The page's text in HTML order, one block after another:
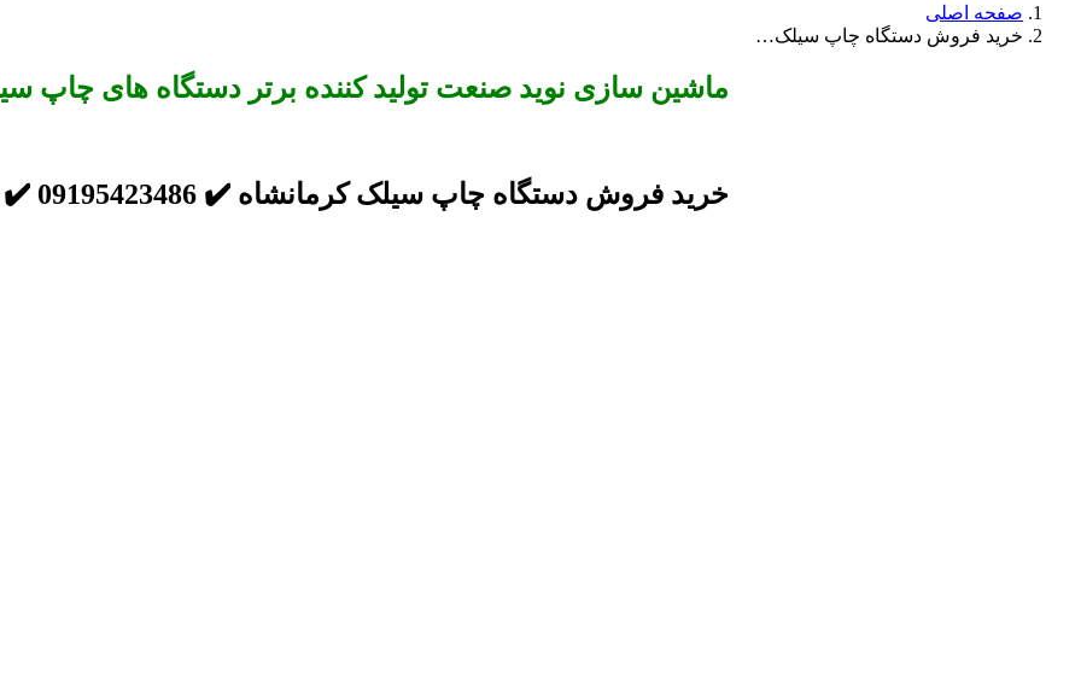
صفحه اصلی
خرید فروش دستگاه چاپ سیلک…
ماشین سازی نوید صنعت تولید کننده برتر دستگاه های چاپ
خرید فروش دستگاه چاپ سیلک کرمانشاه ✔️ 09195423486 ✔️ تعرفه استاندارد